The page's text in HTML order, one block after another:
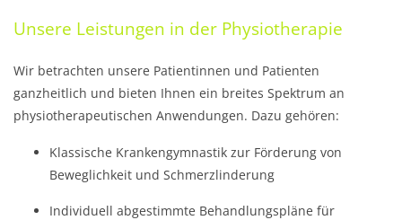
Unsere Leistungen in der Physiotherapie
Wir betrachten unsere Patientinnen und Patienten
ganzheitlich und bieten Ihnen ein breites Spektrum an
physiotherapeutischen Anwendungen. Dazu gehören:
Klassische Krankengymnastik zur Förderung von
Beweglichkeit und Schmerzlinderung
Individuell abgestimmte Behandlungspläne für